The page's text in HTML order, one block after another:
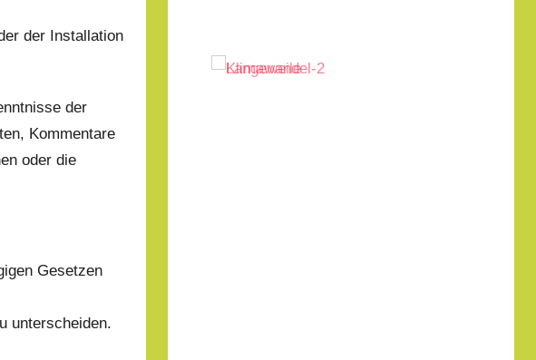
der Installation
der
Kommentare
oder die
Gesetzen
unterscheiden.